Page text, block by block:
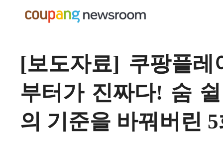
[보도자료] 쿠팡플레
부터가 진짜다! 숨
의 기준을 바꿔버린